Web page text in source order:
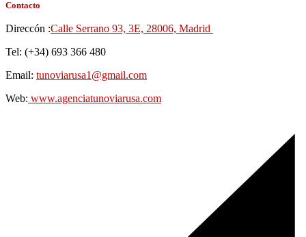
Contacto
Direccón :Calle Serrano 93, 3E, 28006, Madrid
Tel: (+34) 693 366 480
Email: tunoviarusa1@gmail.com
Web: www.agenciatunoviarusa.com